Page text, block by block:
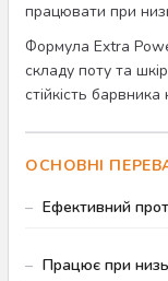
працювати при
Формула Extra
складу поту та
стійкість
ОСНОВНІ
Ефективний
Працює при